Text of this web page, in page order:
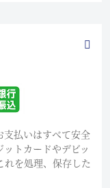
支払いはすべて安全
トカードやデビッ
れを処理、保存した